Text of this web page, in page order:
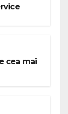
cea mai